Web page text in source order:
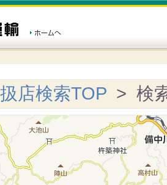
店検索TOP > 検